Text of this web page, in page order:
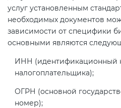
услуг установленным
необходимых документов
зависимости от специфики
основными являются
ИНН (идентификационный
налогоплательщика);
ОГРН (основной
номер);